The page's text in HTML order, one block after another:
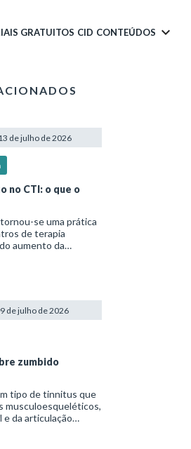
GRATUITOS CID CONTEÚDOS
de julho de 2026
no CTI: o que o
se uma prática
de terapia
aumento da
cenário,
de julho de 2026
zumbido
tipo de tinnitus que
musculoesqueléticos,
e da articulação
des